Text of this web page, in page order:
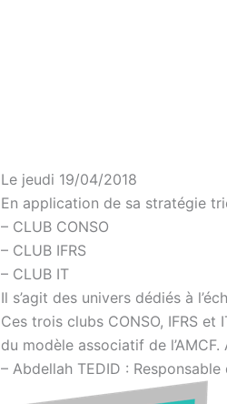
Le jeudi 19/04/2018
En application de sa stratégie
– CLUB CONSO
– CLUB IFRS
– CLUB IT
Il s’agit des univers dédiés à
Ces trois clubs CONSO, IFRS
du modèle associatif de
– Abdellah TEDID : Responsable